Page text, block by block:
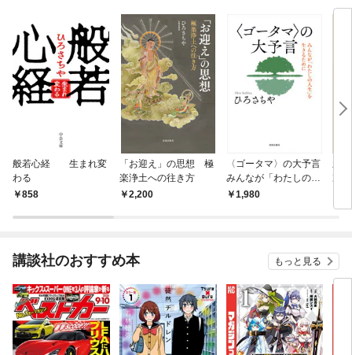
般若心経 生まれ変
わる
858
「お迎え」の思想 極
楽浄土への往き方
2,200
〈ゴータマ〉の大予言
みんなが「わたしの人
生」を生きるために
1,980
新
宗
立
講談社のおすすめ本 もっと見る